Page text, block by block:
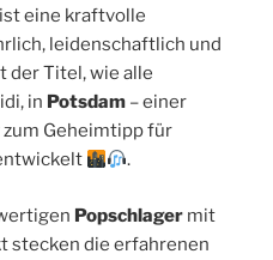
eine kraftvolle
leidenschaftlich und
der Titel, wie alle
in Potsdam – einer
Geheimtipp für
.
Popschlager mit
stecken die erfahrenen